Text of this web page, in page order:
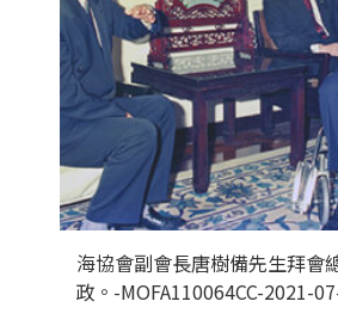
海協會副會長唐樹備先生拜會
政。-MOFA110064CC-2021-